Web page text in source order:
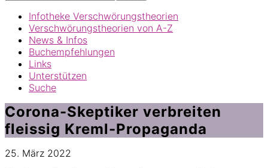
Infotheke Verschwörungstheorien
Verschwörungstheorien von A-Z
News & Infos
Buchempfehlungen
Links
Unterstützen
Suche
Corona-Skeptiker verbreiten
fleissig Kreml-Propaganda
25. März 2022